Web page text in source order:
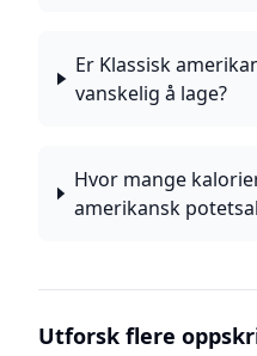
Er Klassisk
vanskelig å lage?
Hvor mange
amerikansk
Utforsk flere